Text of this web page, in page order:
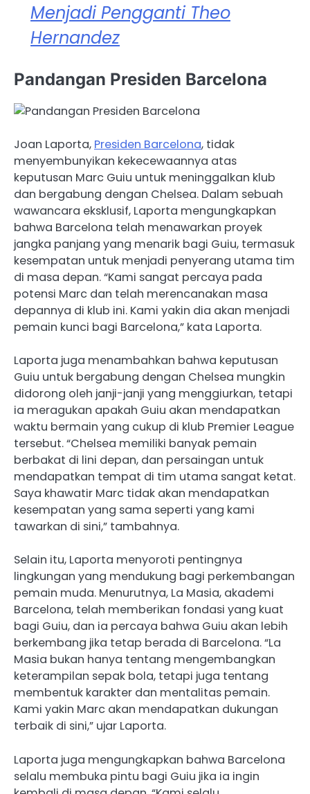
Menjadi Pengganti Theo
Hernandez
Pandangan Presiden Barcelona
Joan Laporta, Presiden Barcelona, tidak
menyembunyikan kekecewaannya atas
keputusan Marc Guiu untuk meninggalkan klub
dan bergabung dengan Chelsea. Dalam sebuah
wawancara eksklusif, Laporta mengungkapkan
bahwa Barcelona telah menawarkan proyek
jangka panjang yang menarik bagi Guiu, termasuk
kesempatan untuk menjadi penyerang utama tim
di masa depan. “Kami sangat percaya pada
potensi Marc dan telah merencanakan masa
depannya di klub ini. Kami yakin dia akan menjadi
pemain kunci bagi Barcelona,” kata Laporta.
Laporta juga menambahkan bahwa keputusan
Guiu untuk bergabung dengan Chelsea mungkin
didorong oleh janji-janji yang menggiurkan, tetapi
ia meragukan apakah Guiu akan mendapatkan
waktu bermain yang cukup di klub Premier League
tersebut. “Chelsea memiliki banyak pemain
berbakat di lini depan, dan persaingan untuk
mendapatkan tempat di tim utama sangat ketat.
Saya khawatir Marc tidak akan mendapatkan
kesempatan yang sama seperti yang kami
tawarkan di sini,” tambahnya.
Selain itu, Laporta menyoroti pentingnya
lingkungan yang mendukung bagi perkembangan
pemain muda. Menurutnya, La Masia, akademi
Barcelona, telah memberikan fondasi yang kuat
bagi Guiu, dan ia percaya bahwa Guiu akan lebih
berkembang jika tetap berada di Barcelona. “La
Masia bukan hanya tentang mengembangkan
keterampilan sepak bola, tetapi juga tentang
membentuk karakter dan mentalitas pemain.
Kami yakin Marc akan mendapatkan dukungan
terbaik di sini,” ujar Laporta.
Laporta juga mengungkapkan bahwa Barcelona
selalu membuka pintu bagi Guiu jika ia ingin